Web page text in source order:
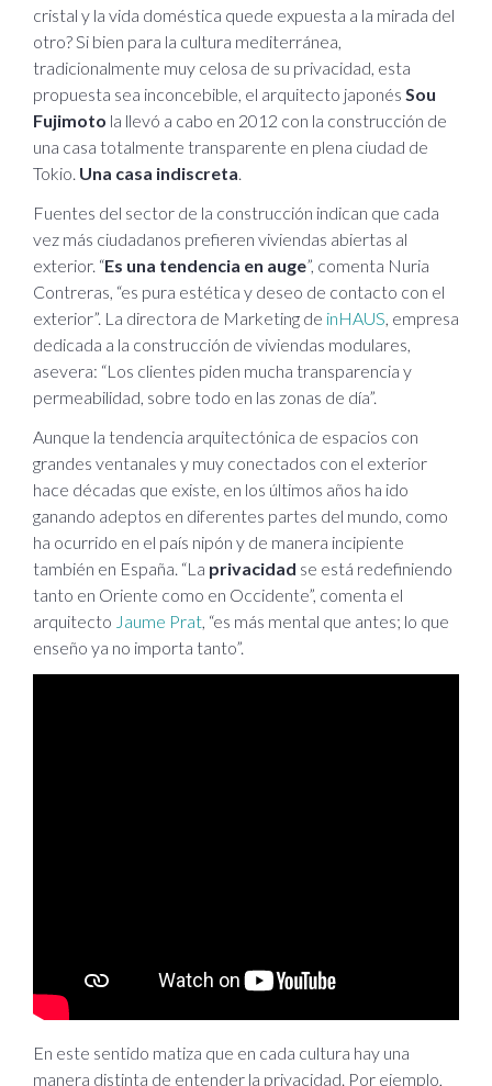
cristal y la vida doméstica quede expuesta a la mirada del
otro? Si bien para la cultura mediterránea,
tradicionalmente muy celosa de su privacidad, esta
propuesta sea inconcebible, el arquitecto japonés Sou
Fujimoto la llevó a cabo en 2012 con la construcción de
una casa totalmente transparente en plena ciudad de
Tokio. Una casa indiscreta.
Fuentes del sector de la construcción indican que cada
vez más ciudadanos prefieren viviendas abiertas al
exterior. “Es una tendencia en auge”, comenta Nuria
Contreras, “es pura estética y deseo de contacto con el
exterior”. La directora de Marketing de inHAUS, empresa
dedicada a la construcción de viviendas modulares,
asevera: “Los clientes piden mucha transparencia y
permeabilidad, sobre todo en las zonas de día”.
Aunque la tendencia arquitectónica de espacios con
grandes ventanales y muy conectados con el exterior
hace décadas que existe, en los últimos años ha ido
ganando adeptos en diferentes partes del mundo, como
ha ocurrido en el país nipón y de manera incipiente
también en España. “La privacidad se está redefiniendo
tanto en Oriente como en Occidente”, comenta el
arquitecto Jaume Prat, “es más mental que antes; lo que
enseño ya no importa tanto”.
En este sentido matiza que en cada cultura hay una
manera distinta de entender la privacidad. Por ejemplo,